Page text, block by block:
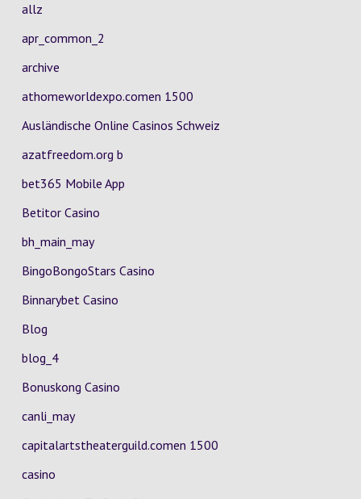
allz
apr_common_2
archive
athomeworldexpo.comen 1500
Ausländische Online Casinos Schweiz
azatfreedom.org b
bet365 Mobile App
Betitor Casino
bh_main_may
BingoBongoStars Casino
Binnarybet Casino
Blog
blog_4
Bonuskong Casino
canli_may
capitalartstheaterguild.comen 1500
casino